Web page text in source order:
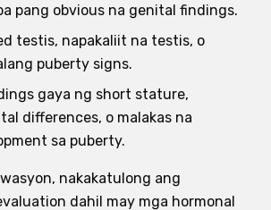
pang obvious na genital findings.
testis, napakaliit na testis, o
puberty signs.
gaya ng short stature,
differences, o malakas na
sa puberty.
nakakatulong ang
dahil may mga hormonal